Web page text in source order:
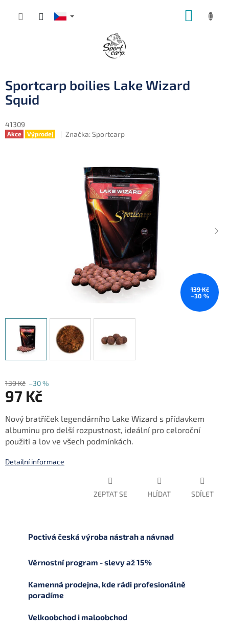
Sportcarp boilies Lake Wizard
Squid
41309
Akce Výprodej Značka:Sportcarp
139 Kč
–30 %
139 Kč –30 %
97 Kč
cena:
Nový bratříček legendárního Lake Wizard s přídavkem
albuminu pro delší rozpustnost, ideální pro celoroční
použití a lov ve všech podmínkách.
Detailní informace
ZEPTAT SE HLÍDAT SDÍLET
Poctivá česká výroba nástrah a návnad
Věrnostní program - slevy až 15%
Kamenná prodejna, kde rádi profesionálně
poradíme
Velkoobchod i maloobchod